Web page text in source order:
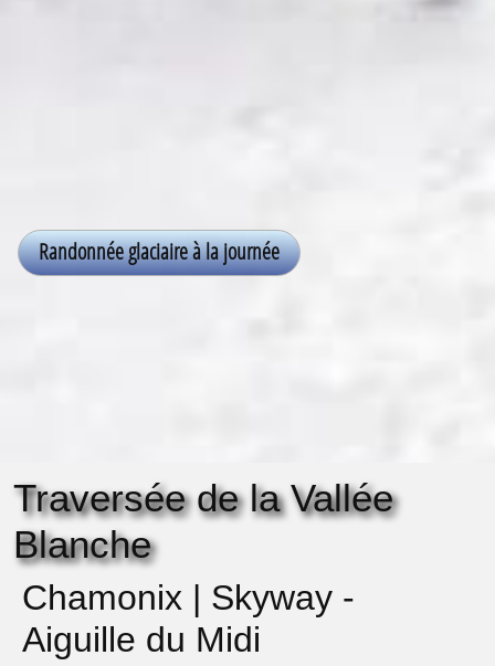
Traversée de la Vallée
Blanche
Chamonix | Skyway -
Aiguille du Midi